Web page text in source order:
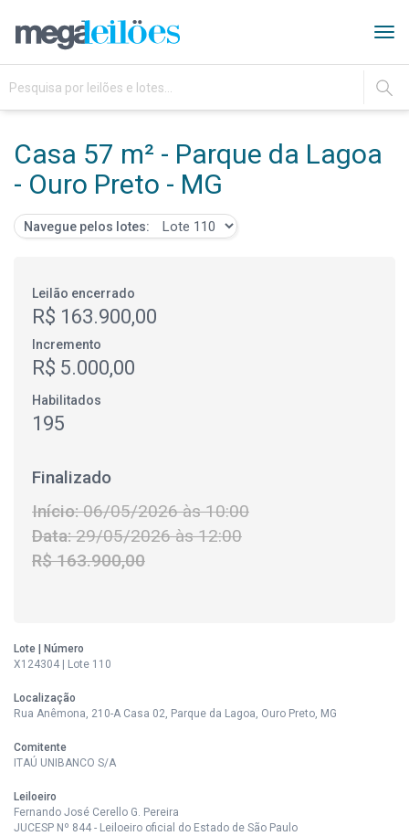
IR
Casa 57 m² - Parque da Lagoa
- Ouro Preto - MG
Navegue pelos lotes:
Leilão encerrado
R$ 163.900,00
Incremento
R$ 5.000,00
Habilitados
195
Finalizado
Início:06/05/2026 às 10:00
Data:29/05/2026 às 12:00
R$ 163.900,00
Lote | Número
X124304 | Lote 110
Localização
Rua Anêmona, 210-A Casa 02, Parque da Lagoa, Ouro Preto, MG
Comitente
ITAÚ UNIBANCO S/A
Leiloeiro
Fernando José Cerello G. Pereira
JUCESP Nº 844 - Leiloeiro oficial do Estado de São Paulo